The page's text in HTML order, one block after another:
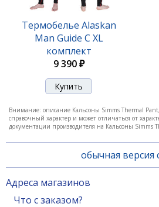
Термобелье Alaskan
Mаn Guide С XL
комплект
9 390 ₽
Внимание: описание Кальсоны Simms Thermal
справочный характер и может отличаться от
документации производителя на Кальсоны Simms
обычная версия
Адреса магазинов
Что с заказом?